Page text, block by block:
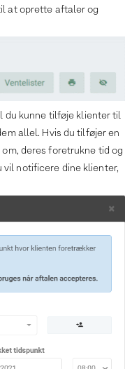
at oprette aftaler og
du kunne tilføje klienter til
allel. Hvis du tilføjer en
deres foretrukne tid og
vil notificere dine klienter,